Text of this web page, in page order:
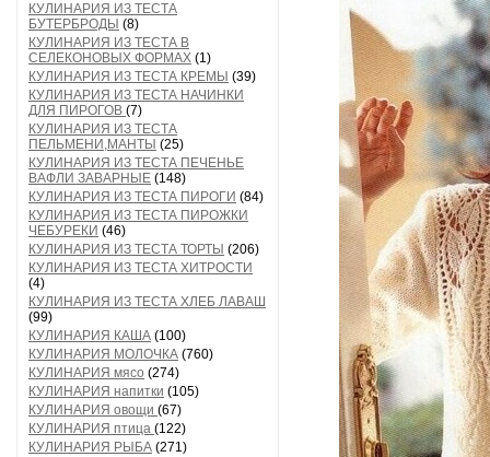
КУЛИНАРИЯ ИЗ ТЕСТА
БУТЕРБРОДЫ (8)
КУЛИНАРИЯ ИЗ ТЕСТА В
СЕЛЕКОНОВЫХ ФОРМАХ (1)
КУЛИНАРИЯ ИЗ ТЕСТА КРЕМЫ (39)
КУЛИНАРИЯ ИЗ ТЕСТА НАЧИНКИ
ДЛЯ ПИРОГОВ (7)
КУЛИНАРИЯ ИЗ ТЕСТА
ПЕЛЬМЕНИ,МАНТЫ (25)
КУЛИНАРИЯ ИЗ ТЕСТА ПЕЧЕНЬЕ
ВАФЛИ ЗАВАРНЫЕ (148)
КУЛИНАРИЯ ИЗ ТЕСТА ПИРОГИ (84)
КУЛИНАРИЯ ИЗ ТЕСТА ПИРОЖКИ
ЧЕБУРЕКИ (46)
КУЛИНАРИЯ ИЗ ТЕСТА ТОРТЫ (206)
КУЛИНАРИЯ ИЗ ТЕСТА ХИТРОСТИ
(4)
КУЛИНАРИЯ ИЗ ТЕСТА ХЛЕБ ЛАВАШ
(99)
КУЛИНАРИЯ КАША (100)
КУЛИНАРИЯ МОЛОЧКА (760)
КУЛИНАРИЯ мясо (274)
КУЛИНАРИЯ напитки (105)
КУЛИНАРИЯ овощи (67)
КУЛИНАРИЯ птица (122)
КУЛИНАРИЯ РЫБА (271)